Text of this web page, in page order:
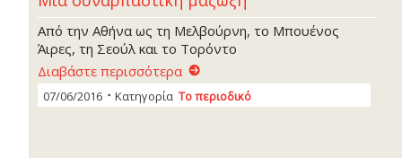
Από την Αθήνα ως τη Μελβούρνη, το Μπουένος
Άιρες, τη Σεούλ και το Τορόντο
Διαβάστε περισσότερα
07/06/2016 Κατηγορία Το περιοδικό